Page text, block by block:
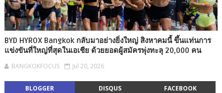
BYD HYROX Bangkok กลับมาอย่างยิ่งใหญ่ สิงหาคมนี้ ขึ้นแท่นการ
แข่งขันที่ใหญ่ที่สุดในเอเชีย ด้วยยอดผู้สมัครพุ่งทะลุ 20,000 คน
BANGKOKFOCUS Jul 20, 2026
BLOGGER DISQUS FACEBOOK